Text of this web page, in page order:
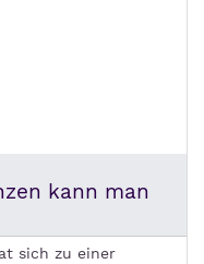
kann man
sich zu einer